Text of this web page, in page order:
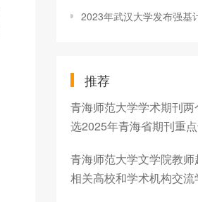
2023年武汉大学发布强基计划报名时
推荐
青海师范大学学术期刊两
选2025年青海省期刊重
青海师范大学文学院教
相关高校和学术机构交流